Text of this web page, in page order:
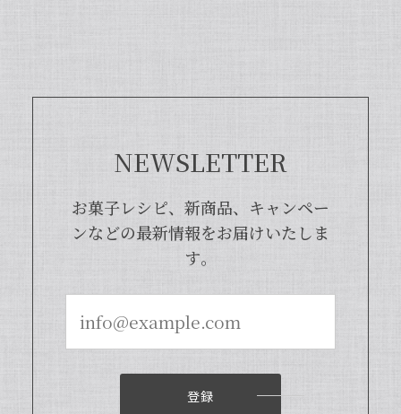
機会がございましたら、当店をよろしく
いつもお店で使わさせてもらってます。 バニラの香
りも良く、あの量でお値段も安くとても使いやすい
NEWSLETTER
お菓子レシピ、新商品、キャンペー
ンなどの最新情報をお届けいたしま
す。
登録